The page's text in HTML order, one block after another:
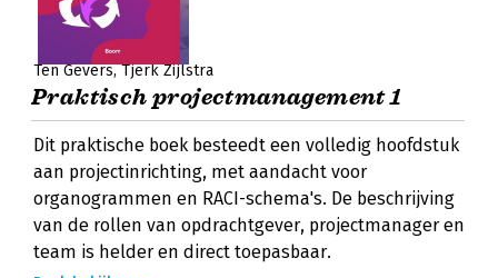
Ten Gevers Tjerk Zijlstra
Praktisch projectmanagement 1
Dit praktische boek besteedt een volledig hoofdstuk
aan projectinrichting, met aandacht voor
organogrammen en RACI-schema's. De beschrijving
van de rollen van opdrachtgever, projectmanager en
team is helder en direct toepasbaar.